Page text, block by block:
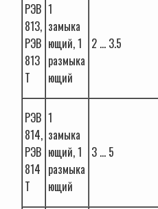
РЭВ
813,
РЭВ
813
Т
1
замыка
ющий, 1
размыка
ющий
2 … 3.5
РЭВ
814,
РЭВ
814
Т
1
замыка
ющий, 1
размыка
ющий
3 … 5